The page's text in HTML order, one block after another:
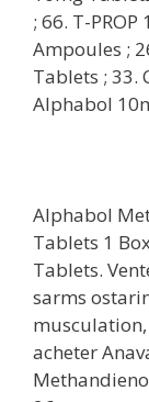
; 66. T-
Ampoules ;
Tablets ; 33.
Alphabol
Alphabol
Tablets 1
Tablets.
sarms
musculation,
acheter